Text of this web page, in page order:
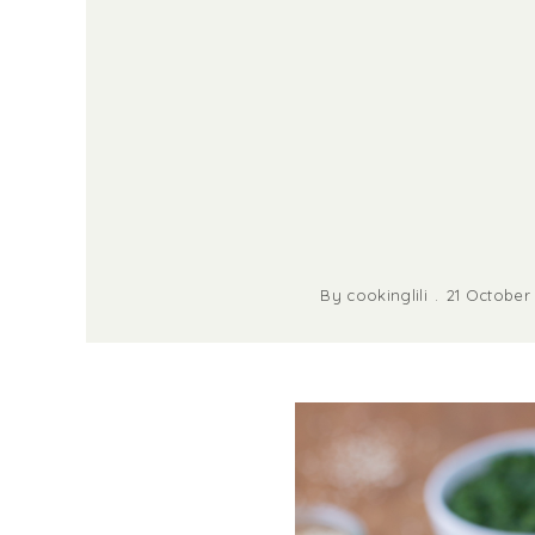
By cookinglili 21 October